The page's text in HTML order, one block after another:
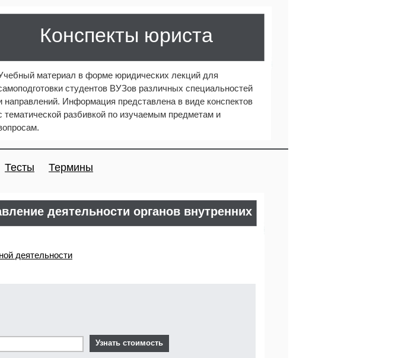
Конспекты юриста
материал в форме юридических лекций для
студентов ВУЗов различных специальностей
направлений. Информация представлена в виде конспектов
тематической разбивкой по изучаемым предметам и
Тесты Термины
деятельности органов внутренних
деятельности